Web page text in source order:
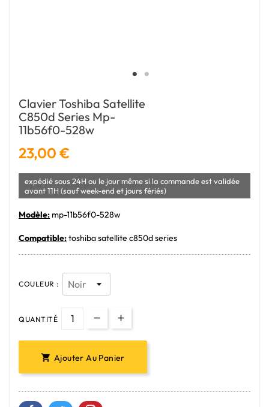
Clavier Toshiba Satellite
C850d Series Mp-
11b56f0-528w
23,00 €
expédié sous 24H ou le jour même si la commande est validée
avant 11H (sauf week-end et jours fériés)
Modèle: mp-11b56f0-528w
Compatible:toshiba satellite c850d series
COULEUR :
QUANTITÉ
 Ajouter Au Panier